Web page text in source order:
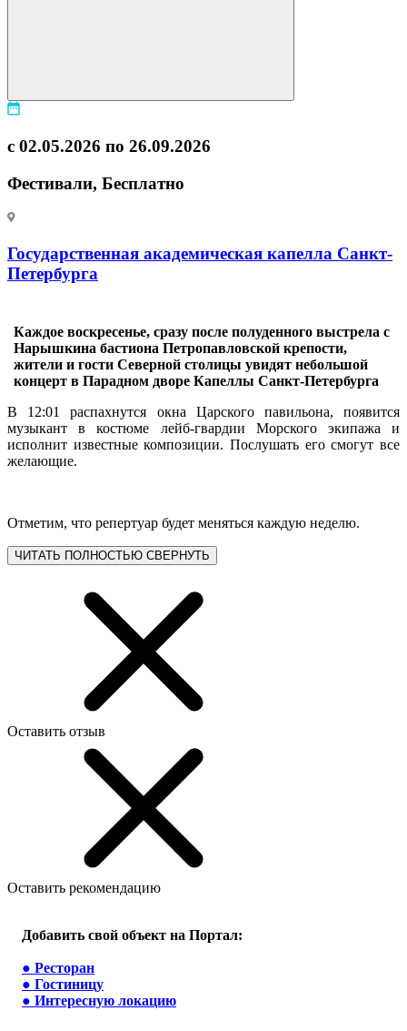
с 02.05.2026 по 26.09.2026
Фестивали, Бесплатно
Государственная академическая капелла Санкт-
Петербурга
Каждое воскресенье, сразу после полуденного выстрела с
Нарышкина бастиона Петропавловской крепости,
жители и гости Северной столицы увидят небольшой
концерт в Парадном дворе Капеллы Санкт-Петербурга
В 12:01 распахнутся окна Царского павильона, появится
музыкант в костюме лейб-гвардии Морского экипажа и
исполнит известные композиции. Послушать его смогут все
желающие.
Отметим, что репертуар будет меняться каждую неделю.
ЧИТАТЬ ПОЛНОСТЬЮ СВЕРНУТЬ
Оставить отзыв
Оставить рекомендацию
Добавить свой объект на Портал:
● Ресторан
● Гостиницу
● Интересную локацию